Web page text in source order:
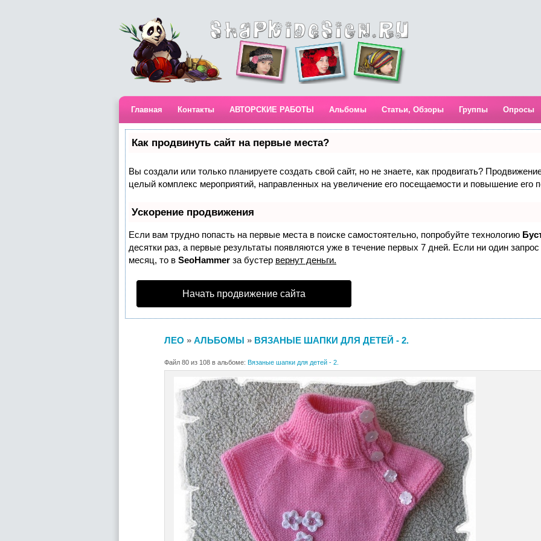
Главная Контакты АВТОРСКИЕ РАБОТЫ Альбомы Статьи, Обзоры Группы Опросы
Как продвинуть сайт на первые места?
Вы создали или только планируете создать свой сайт, но не знаете, как продвигать?
целый комплекс мероприятий, направленных на увеличение его посещаемости и повышение его
Ускорение продвижения
Если вам трудно попасть на первые места в поиске самостоятельно, попробуйте технологию
десятки раз, а первые результаты появляются уже в течение первых 7 дней. Если ни один
месяц, то в SeoHammer за бустер вернут деньги.
Начать продвижение сайта
ЛЕО » АЛЬБОМЫ » ВЯЗАНЫЕ ШАПКИ ДЛЯ ДЕТЕЙ - 2.
Файл 80 из 108 в альбоме: Вязаные шапки для детей - 2.